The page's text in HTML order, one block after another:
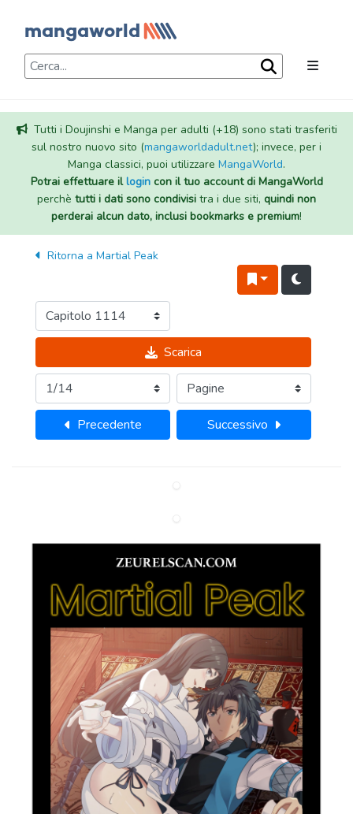
Tutti i Doujinshi e Manga per adulti (+18) sono stati trasferiti
sul nostro nuovo sito (mangaworldadult.net); invece, per i
Manga classici, puoi utilizzare MangaWorld.
Potrai effettuare illogincon il tuo account di MangaWorld
perchè tutti i dati sono condivisi tra i due siti, quindi non
perderai alcun dato, inclusi bookmarks e premium!
Ritorna a Martial Peak
Scarica
Precedente Successivo